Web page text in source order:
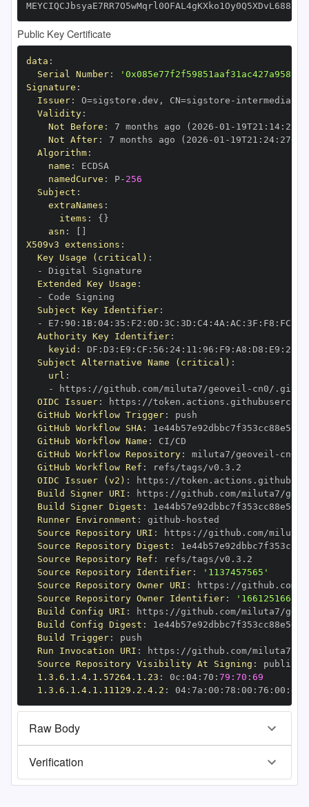
Public Key Certificate
data :
Serial Number:
Signature :
Issuer: O=sigstore.dev , CN=sigstore -
Validity:
Not Before : 7 months ago (2026 -01 - 19T21 : 14:
Not After: 7 months ago (2026 -01 - 19T21 : 24: 27+00
Algorithm:
name :
namedCurve : P- 256
Subject :
extraNames :
items : { }
asn :
X509v3 extensions :
Key Usage (critical) :
-
Extended Key Usage :
-
Subject Key Identifier:
-
E7 : 90 : 1B: 04: 35 : F2 : 0D : 3C : 3D : C4: 4A : AC : 3F : F8 : FC
Authority Key Identifier:
keyid : DF : D3 : E9 : CF : 56 : 24: 11 : 96 : F9 : A8 : D8 : E9 : 28
Subject Alternative Name (critical) :
url :
-
https : //github.com/miluta7/geoveil -
OIDC Issuer: https :
GitHub Workflow Trigger:
GitHub Workflow SHA:
GitHub Workflow Name :
GitHub Workflow Repository: miluta7/geoveil -
GitHub Workflow Ref :
OIDC Issuer (v2) : https :
Build Signer URI : https : //github.com/miluta7/
Build Signer Digest :
Runner Environment : github -
Source Repository URI : https : //github.com/
Source Repository Digest :
Source Repository Ref :
Source Repository Identifier:
'1137457565'
Source Repository Owner URI : https :
Source Repository Owner Identifier:
'166125166'
Build Config URI : https : //github.com/miluta7/
Build Config Digest :
Build Trigger:
Run Invocation URI : https : //github.com/miluta7/
Source Repository Visibility At Signing :
1.3.6.1.4.1.57264.1.23 : 0c : 04: 70 : 79:70:69
1.3.6.1.4.1.11129.2.4.2 : 04: 7a : 00 : 78 : 00 : 76 : 00 : dd
Raw Body
Verification